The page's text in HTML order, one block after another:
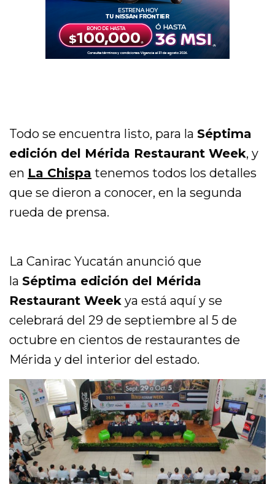
Todo se encuentra listo, para laSéptima
edición del Mérida Restaurant Week, y
en La Chispa tenemos todos los detalles
que se dieron a conocer, en la segunda
rueda de prensa.
La Canirac Yucatán anunció que
laSéptima edición del Mérida
Restaurant Week ya está aquí y se
celebrará del 29 de septiembre al 5 de
octubre en cientos de restaurantes de
Mérida y del interior del estado.